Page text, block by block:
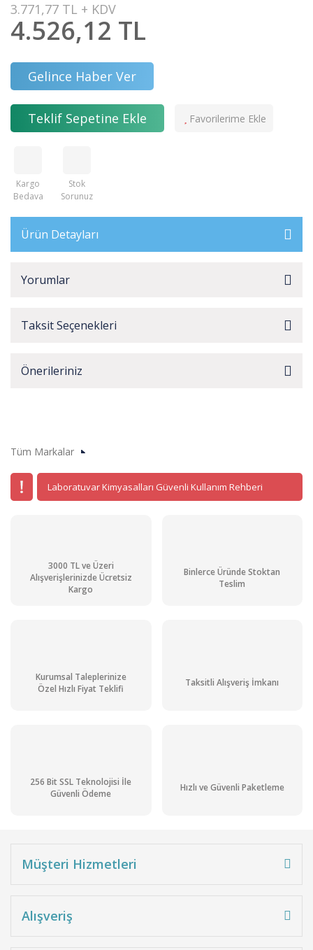
3.771,77 TL + KDV
4.526,12 TL
Gelince Haber Ver
Teklif Sepetine Ekle
Kargo
Bedava
Stok
Sorunuz
Ürün Detayları
Yorumlar
Taksit Seçenekleri
Önerileriniz
Tüm Markalar
Laboratuvar Kimyasalları Güvenli Kullanım Rehberi
3000 TL ve Üzeri
Alışverişlerinizde Ücretsiz
Kargo
Binlerce Üründe Stoktan
Teslim
Kurumsal Taleplerinize
Özel Hızlı Fiyat Teklifi
Taksitli Alışveriş İmkanı
256 Bit SSL Teknolojisi İle
Güvenli Ödeme
Hızlı ve Güvenli Paketleme
Müşteri Hizmetleri
Alışveriş